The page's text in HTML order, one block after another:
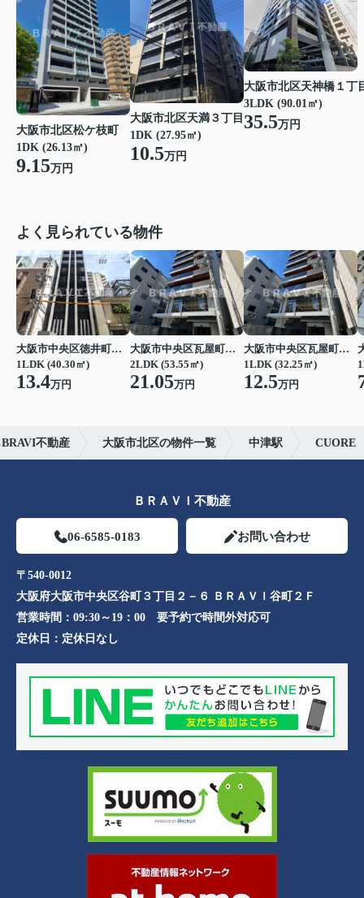
大阪市北区松ケ枝町
1DK (26.13㎡)
9.15万円
大阪市北区天満３丁目
1DK (27.95㎡)
10.5万円
大阪市北区天神橋１丁
3LDK (90.01㎡)
35.5万円
よく見られている物件
大阪市中央区徳井町２丁目
1LDK (40.30㎡)
13.4万円
大阪市中央区瓦屋町１丁目
2LDK (53.55㎡)
21.05万円
大阪市中央区瓦屋町１丁目
1LDK (32.25㎡)
12.5万円
不動産 大阪市北区の物件一覧 中津駅 CUORE
ＢＲＡＶＩ不動産
06-6585-0183 お問い合わせ
〒540-0012
大阪府大阪市中央区谷町３丁目２－６ ＢＲＡＶＩ谷町２Ｆ
営業時間： 09:30～19：00 要予約で時間外対応可
定休日： 定休日なし